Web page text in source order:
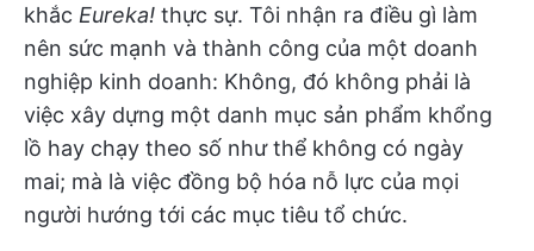
khắc Eureka! thực sự. Tôi nhận ra điều gì làm
nên sức mạnh và thành công của một doanh
nghiệp kinh doanh: Không, đó không phải là
việc xây dựng một danh mục sản phẩm khổng
lồ hay chạy theo số như thể không có ngày
mai; mà là việc đồng bộ hóa nỗ lực của mọi
người hướng tới các mục tiêu tổ chức.